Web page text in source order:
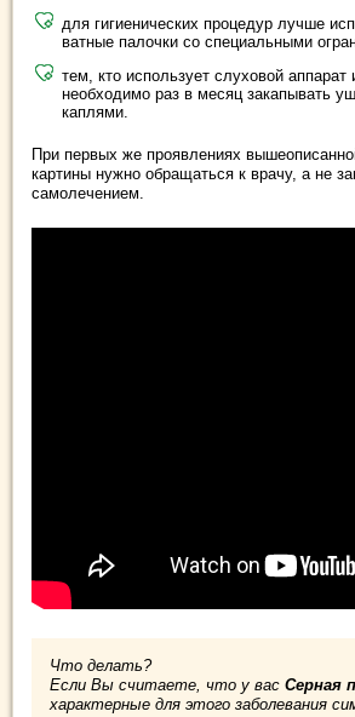
для гигиенических процедур лучше
ватные палочки со специальными
тем, кто использует слуховой аппарат
необходимо раз в месяц закапывать
каплями.
При первых же проявлениях
картины нужно обращаться к врачу, а не
самолечением.
Что делать?
Если Вы считаете, что у вас Серная
характерные для этого заболевания